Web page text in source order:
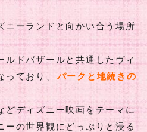
ニーランドと向かい合う場所
ルドバザールと共通したヴィ
っており、
パークと地続きの
どディズニー映画をテーマに
ーの世界観にどっぷりと浸る